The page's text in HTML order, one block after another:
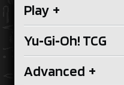
Play +
Yu‑Gi‑Oh! TCG
Advanced +